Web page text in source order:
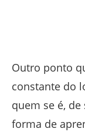
Outro ponto
constante do
quem se é,
forma de